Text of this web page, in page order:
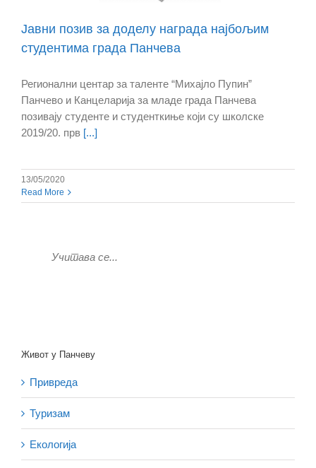
Јавни позив за доделу награда најбољим
студентима града Панчева
Регионални центар за таленте “Михајло Пупин”
Панчево и Канцеларија за младе града Панчева
позивају студенте и студенткиње који су школскe
2019/20. прв [...]
13/05/2020
Read More
Учитава се...
Живот у Панчеву
Привреда
Туризам
Екологија